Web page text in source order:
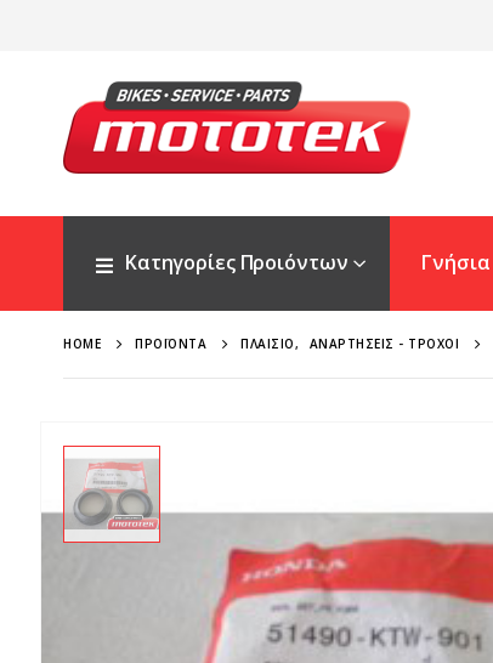
Κατηγορίες Προιόντων Γνήσια
HOME ΠΡΟΪΌΝΤΑ ΠΛΑΊΣΙΟ, ΑΝΑΡΤΉΣΕΙΣ - ΤΡΟΧΟΊ